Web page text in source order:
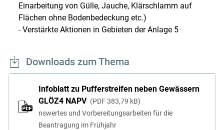
Einarbeitung von Gülle, Jauche, Klärschlamm auf
Flächen ohne Bodenbedeckung etc.)
- Verstärkte Aktionen in Gebieten der Anlage 5
Downloads zum Thema
Infoblatt zu Pufferstreifen neben Gewässern
GLÖZ4 NAPV
PDF 383,79 kB
nswertes und Vorbereitungsarbeiten für die
Beantragung im Frühjahr